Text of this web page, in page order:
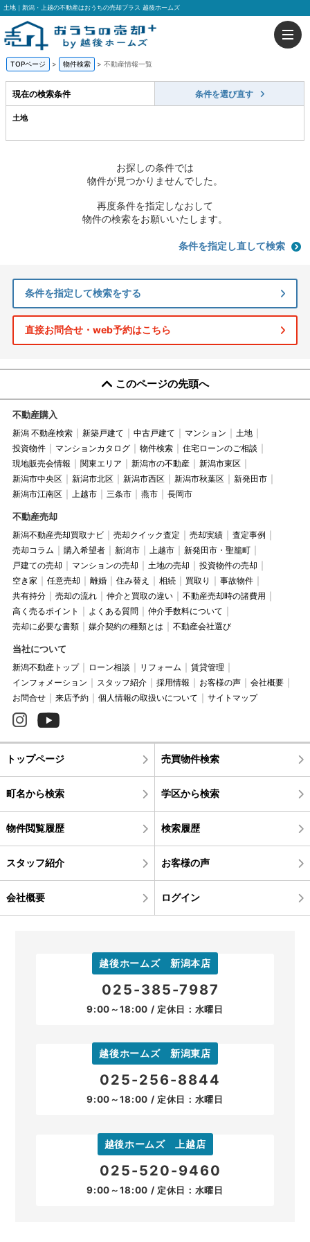
土地｜新潟・上越の不動産はおうちの売却プラス 越後ホームズ
TOPページ > 物件検索 > 不動産情報一覧
現在の検索条件 条件を選び直す
土地
お探しの条件では
物件が見つかりませんでした。
再度条件を指定しなおして
物件の検索をお願いいたします。
条件を指定し直して検索
条件を指定して検索をする
直接お問合せ・web予約はこちら
このページの先頭へ
不動産購入
新潟 不動産検索 新築戸建て 中古戸建て マンション
土地
投資物件
マンションカタログ 物件検索
住宅ローンのご相談
現地販売会情報
関東エリア 新潟市の不動産
新潟市東区
新潟市中央区
新潟市北区 新潟市西区 新潟市秋葉区
新発田市
新潟市江南区
上越市 三条市 燕市 長岡市
不動産売却
新潟不動産売却買取ナビ 売却クイック査定 売却実績
査定事例
売却コラム
購入希望者 新潟市 上越市
新発田市・聖籠町
戸建ての売却
マンションの売却 土地の売却
投資物件の売却
空き家
任意売却 離婚 住み替え 相続 買取り
事故物件
共有持分
売却の流れ 仲介と買取の違い
不動産売却時の諸費用
高く売るポイント
よくある質問
仲介手数料について
売却に必要な書類
媒介契約の種類とは 不動産会社選び
当社について
新潟不動産トップ ローン相談 リフォーム
賃貸管理
インフォメーション
スタッフ紹介 採用情報 お客様の声
会社概要
お問合せ
来店予約 個人情報の取扱いについて サイトマップ
トップページ 売買物件検索
町名から検索 学区から検索
物件閲覧履歴 検索履歴
スタッフ紹介 お客様の声
会社概要 ログイン
越後ホームズ 新潟本店
025-385-7987
9:00～18:00 / 定休日：水曜日
越後ホームズ 新潟東店
025-256-8844
9:00～18:00 / 定休日：水曜日
越後ホームズ 上越店
025-520-9460
9:00～18:00 / 定休日：水曜日